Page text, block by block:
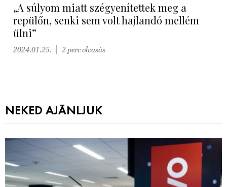
„A súlyom miatt szégyenítettek meg a
repülőn, senki sem volt hajlandó mellém
ülni”
2024.01.25. 2 perc olvasás
NEKED AJÁNLJUK